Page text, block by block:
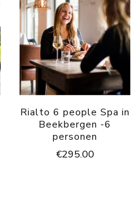
Rialto 6 people Spa in
Beekbergen -6
personen
€295.00